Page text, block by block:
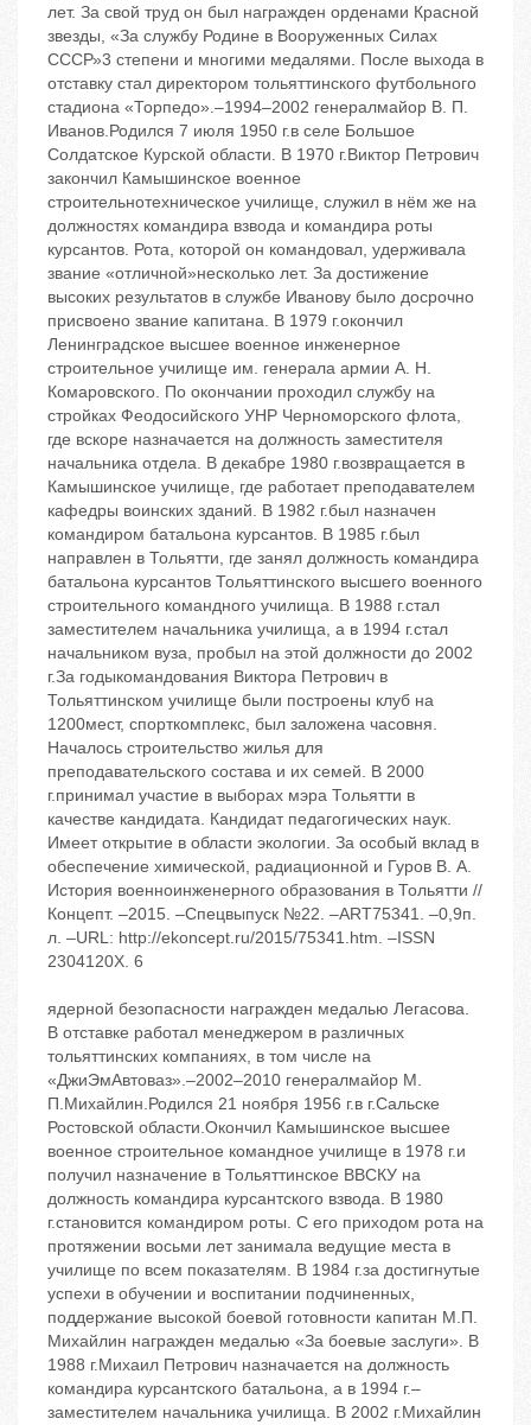
лет. За свой труд он был награжден орденами Красной
звезды, «За службу Родине в Вооруженных Силах
СССР»3 степени и многими медалями. После выхода в
отставку стал директором тольяттинского футбольного
стадиона «Торпедо».–1994–2002 генералмайор В. П.
Иванов.Родился 7 июля 1950 г.в селе Большое
Солдатское Курской области. В 1970 г.Виктор Петрович
закончил Камышинское военное
строительнотехническое училище, служил в нём же на
должностях командира взвода и командира роты
курсантов. Рота, которой он командовал, удерживала
звание «отличной»несколько лет. За достижение
высоких результатов в службе Иванову было досрочно
присвоено звание капитана. В 1979 г.окончил
Ленинградское высшее военное инженерное
строительное училище им. генерала армии А. Н.
Комаровского. По окончании проходил службу на
стройках Феодосийского УНР Черноморского флота,
где вскоре назначается на должность заместителя
начальника отдела. В декабре 1980 г.возвращается в
Камышинское училище, где работает преподавателем
кафедры воинских зданий. В 1982 г.был назначен
командиром батальона курсантов. В 1985 г.был
направлен в Тольятти, где занял должность командира
батальона курсантов Тольяттинского высшего военного
строительного командного училища. В 1988 г.стал
заместителем начальника училища, а в 1994 г.стал
начальником вуза, пробыл на этой должности до 2002
г.За годыкомандования Виктора Петрович в
Тольяттинском училище были построены клуб на
1200мест, спорткомплекс, был заложена часовня.
Началось строительство жилья для
преподавательского состава и их семей. В 2000
г.принимал участие в выборах мэра Тольятти в
качестве кандидата. Кандидат педагогических наук.
Имеет открытие в области экологии. За особый вклад в
обеспечение химической, радиационной и Гуров В. А.
История военноинженерного образования в Тольятти //
Концепт. –2015. –Спецвыпуск №22. –ART75341. –0,9п.
л. –URL: http://ekoncept.ru/2015/75341.htm. –ISSN
2304120X. 6
ядерной безопасности награжден медалью Легасова.
В отставке работал менеджером в различных
тольяттинских компаниях, в том числе на
«ДжиЭмАвтоваз».–2002–2010 генералмайор М.
П.Михайлин.Родился 21 ноября 1956 г.в г.Сальске
Ростовской области.Окончил Камышинское высшее
военное строительное командное училище в 1978 г.и
получил назначение в Тольяттинское ВВСКУ на
должность командира курсантского взвода. В 1980
г.становится командиром роты. С его приходом рота на
протяжении восьми лет занимала ведущие места в
училище по всем показателям. В 1984 г.за достигнутые
успехи в обучении и воспитании подчиненных,
поддержание высокой боевой готовности капитан М.П.
Михайлин награжден медалью «За боевые заслуги». В
1988 г.Михаил Петрович назначается на должность
командира курсантского батальона, а в 1994 г.–
заместителем начальника училища. В 2002 г.Михайлин